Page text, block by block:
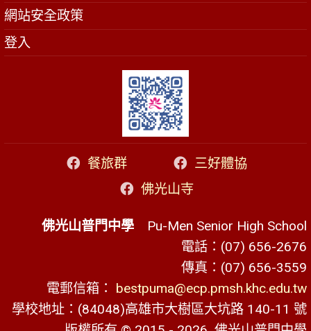
網站安全政策
登入
餐旅群
三好體協
佛光山寺
佛光山普門中學 Pu-Men Senior High School
電話：(07) 656-2676
傳真：(07) 656-3559
電郵信箱： bestpuma@ecp.pmsh.khc.edu.tw
學校地址：(84048)高雄市大樹區大坑路 140-11 號